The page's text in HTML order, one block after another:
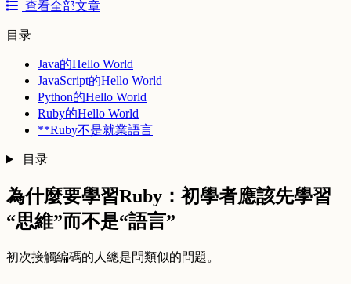
查看全部文章
目录
Java的Hello World
JavaScript的Hello World
Python的Hello World
Ruby的Hello World
**Ruby不是就業語言
目录
為什麼要學習Ruby：初學者應該先學習
“思維”而不是“語言”
初次接觸編碼的人總是問類似的問題。